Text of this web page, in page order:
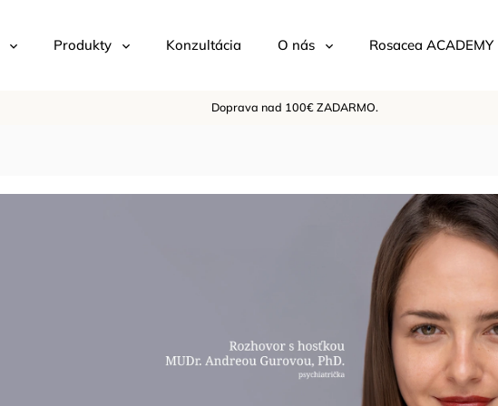
Produkty Konzultácia O nás Rosacea ACADEMY
Doprava nad 100€ ZADARMO.